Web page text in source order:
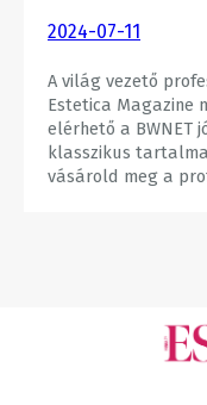
2024-07-11
A világ vezető
Estetica Magazine
elérhető a BWNET
klasszikus
vásárold meg a